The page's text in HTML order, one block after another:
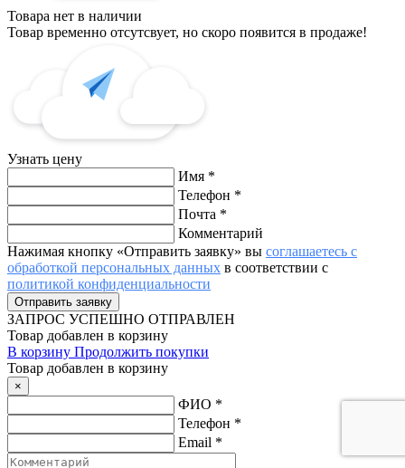
Товара нет в наличии
Товар временно отсутсвует, но скоро появится в продаже!
Узнать цену
Имя *
Телефон *
Почта *
Комментарий
Нажимая кнопку «Отправить заявку» вы соглашаетесь с
обработкой персональных данных в соответствии с
политикой конфиденциальности
ЗАПРОС УСПЕШНО ОТПРАВЛЕН
Товар добавлен в корзину
В корзину Продолжить покупки
Товар добавлен в корзину
×
ФИО *
Телефон *
Email *